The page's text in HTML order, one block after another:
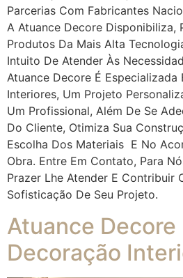
Parcerias Com Fabricantes
A Atuance Decore Disponibiliza,
Produtos Da Mais Alta
Intuito De Atender Às
Atuance Decore É Especializada
Interiores, Um Projeto
Um Profissional, Além De Se
Do Cliente, Otimiza Sua
Escolha Dos Materiais E No
Obra. Entre Em Contato, Para
Prazer Lhe Atender E Contribuir
Sofisticação De Seu Projeto.
Atuance Decore
Decoração